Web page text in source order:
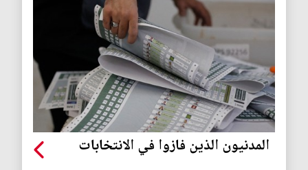
المدنيون الذين فازوا في الانتخابات